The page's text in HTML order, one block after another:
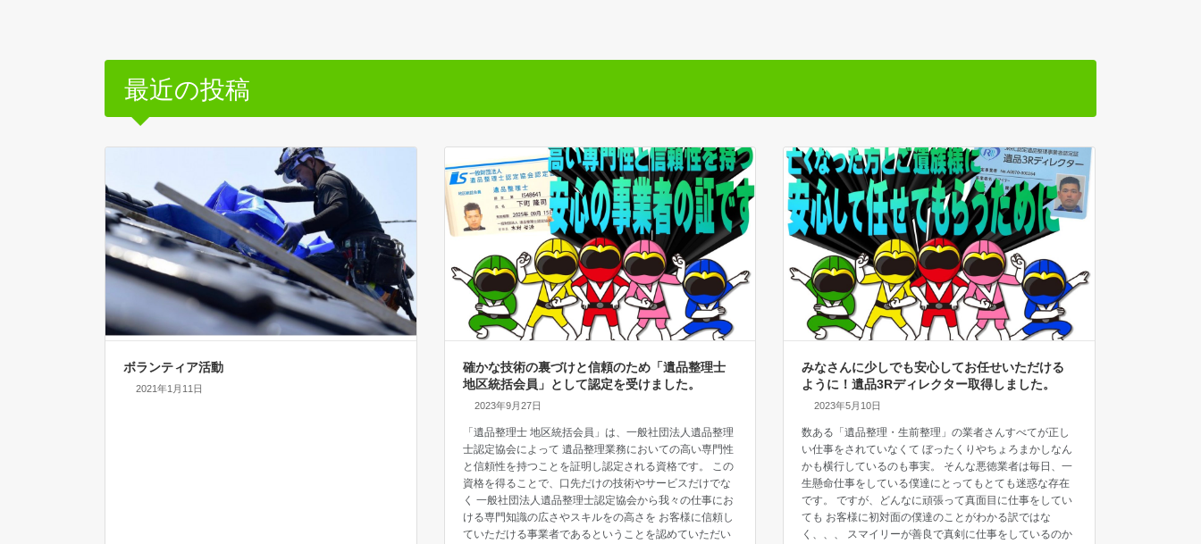
最近の投稿
ボランティア活動
2021年1月11日
確かな技術の裏づけと信頼のため「遺品整理士
地区統括会員」として認定を受けました。
2023年9月27日
「遺品整理士 地区統括会員」は、一般社団法人遺品整理
士認定協会によって 遺品整理業務においての高い専門性
と信頼性を持つことを証明し認定される資格です。 この
資格を得ることで、口先だけの技術やサービスだけでな
く 一般社団法人遺品整理士認定協会から我々の仕事にお
ける専門知識の広さやスキルをの高さを お客様に信頼し
ていただける事業者であるということを認めていただい
みなさんに少しでも安心してお任せいただける
ように！遺品3Rディレクター取得しました。
2023年5月10日
数ある「遺品整理・生前整理」の業者さんすべてが正し
い仕事をされていなくて ぼったくりやちょろまかしなん
かも横行しているのも事実。 そんな悪徳業者は毎日、一
生懸命仕事をしている僕達にとってもとても迷惑な存在
です。 ですが、どんなに頑張って真面目に仕事をしてい
ても お客様に初対面の僕達のことがわかる訳ではな
く、、、 スマイリーが善良で真剣に仕事をしているのか